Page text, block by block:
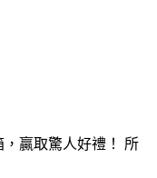
贏取驚人好禮！ 所